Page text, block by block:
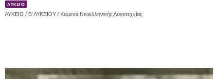
ΛΥΚΕΙΟ
ΛΥΚΕΙΟ / Β' ΛΥΚΕΙΟΥ / Κείμενα Νεοελληνικής Λογοτεχνίας